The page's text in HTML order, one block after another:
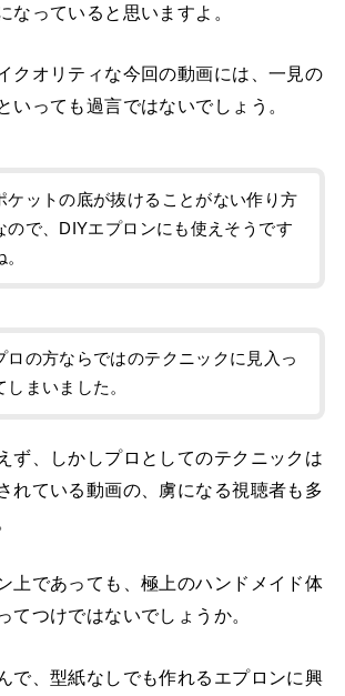
なっていると思いますよ。
クオリティな今回の動画には、一見の
いっても過言ではないでしょう。
ケットの底が抜けることがない作り方
ので、DIYエプロンにも使えそうです
。
ロの方ならではのテクニックに見入っ
しまいました。
ず、しかしプロとしてのテクニックは
れている動画の、虜になる視聴者も多
上であっても、極上のハンドメイド体
てつけではないでしょうか。
で、型紙なしでも作れるエプロンに興